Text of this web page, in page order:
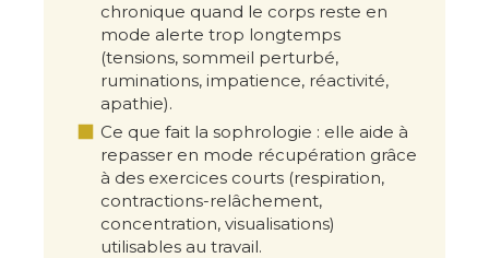
chronique quand le corps reste en
mode alerte trop longtemps
(tensions, sommeil perturbé,
ruminations, impatience, réactivité,
apathie).
Ce que fait la sophrologie : elle aide à
repasser en mode récupération grâce
à des exercices courts (respiration,
contractions-relâchement,
concentration, visualisations)
utilisables au travail.